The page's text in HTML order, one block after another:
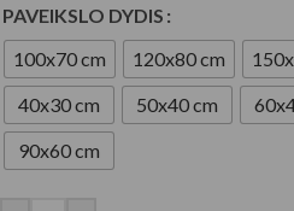
PAVEIKSLO DYDIS
100x70 cm
120x80 cm
40x30 cm
50x40 cm
90x60 cm